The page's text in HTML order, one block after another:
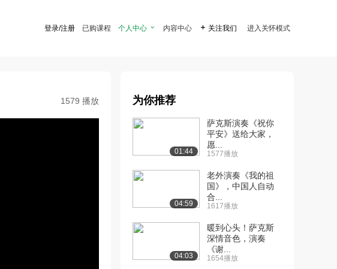
登录/注册 已购课程 个人中心  内容中心  关注我们 进入关怀模式
1579 播放 为你推荐
01:44
萨克斯演奏《祝你
平安》送给大家，
愿...
1577播放
04:59
老外演奏《我的祖
国》，中国人自动
合...
1617播放
04:03
暖到心头！萨克斯
深情音色，演奏
《谢...
1654播放